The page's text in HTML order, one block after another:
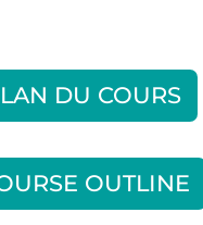
DU COURS
OUTLINE